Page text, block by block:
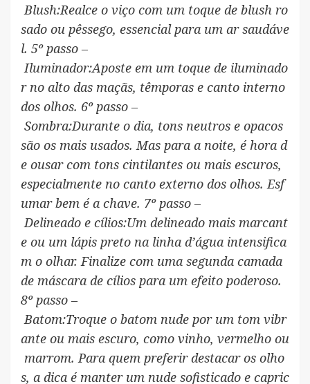
Blush:Realce o viço com um toque de blush ro
sado ou pêssego, essencial para um ar saudáve
l. 5º passo –
Iluminador:Aposte em um toque de iluminado
r no alto das maçãs, têmporas e canto interno
dos olhos. 6º passo –
Sombra:Durante o dia, tons neutros e opacos
são os mais usados. Mas para a noite, é hora d
e ousar com tons cintilantes ou mais escuros,
especialmente no canto externo dos olhos. Esf
umar bem é a chave. 7º passo –
Delineado e cílios:Um delineado mais marcant
e ou um lápis preto na linha d’água intensifica
m o olhar. Finalize com uma segunda camada
de máscara de cílios para um efeito poderoso.
8º passo –
Batom:Troque o batom nude por um tom vibr
ante ou mais escuro, como vinho, vermelho ou
marrom. Para quem preferir destacar os olho
s, a dica é manter um nude sofisticado e capric